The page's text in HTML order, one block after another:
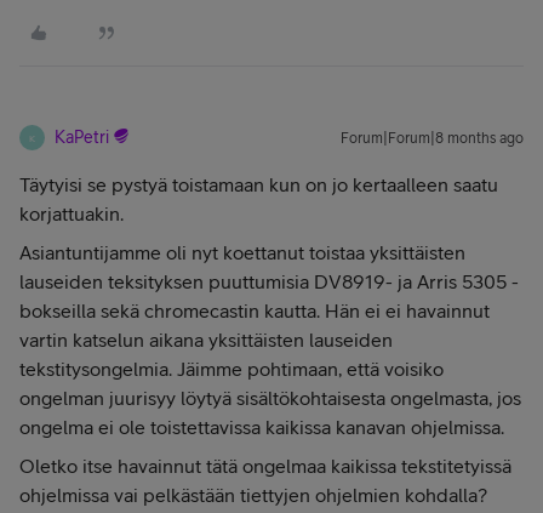
K KaPetri Forum|Forum|8 months ago
Täytyisi se pystyä toistamaan kun on jo kertaalleen saatu
korjattuakin.
Asiantuntijamme oli nyt koettanut toistaa yksittäisten
lauseiden teksityksen puuttumisia DV8919- ja Arris 5305 -
bokseilla sekä chromecastin kautta. Hän ei ei havainnut
vartin katselun aikana yksittäisten lauseiden
tekstitysongelmia. Jäimme pohtimaan, että voisiko
ongelman juurisyy löytyä sisältökohtaisesta ongelmasta, jos
ongelma ei ole toistettavissa kaikissa kanavan ohjelmissa.
Oletko itse havainnut tätä ongelmaa kaikissa tekstitetyissä
ohjelmissa vai pelkästään tiettyjen ohjelmien kohdalla?